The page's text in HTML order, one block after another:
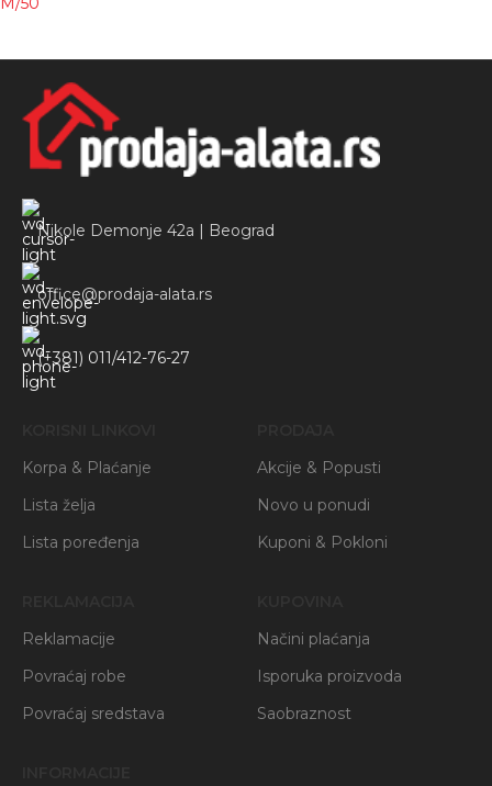
Nikole Demonje 42a | Beograd
office@prodaja-alata.rs
(+381) 011/412-76-27
Korpa & Plaćanje
Lista želja
Lista poređenja
Akcije & Popusti
Novo u ponudi
Kuponi & Pokloni
Reklamacije
Povraćaj robe
Povraćaj sredstava
Načini plaćanja
Isporuka proizvoda
Saobraznost